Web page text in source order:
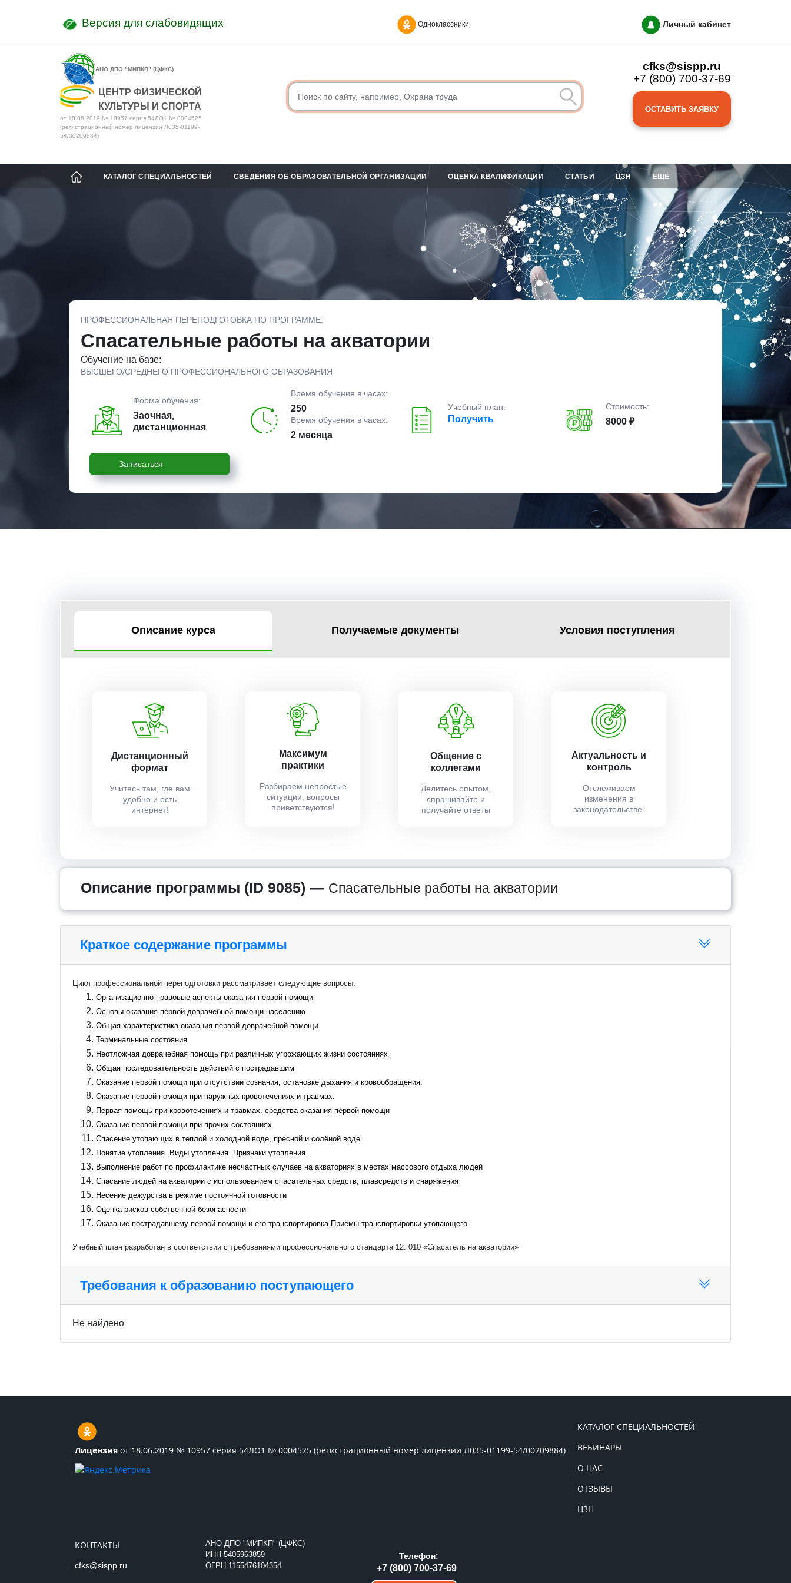
Версия для слабовидящих Одноклассники Личный кабинет
АНО ДПО "МИПКП" (ЦФКС)
ЦЕНТР ФИЗИЧЕСКОЙ
КУЛЬТУРЫ И СПОРТА
от 18.06.2019 № 10957 серия 54ЛО1 № 0004525
(регистрационный номер лицензии Л035-01199-
54/00209884)
cfks@sispp.ru
+7 (800) 700-37-69
ОСТАВИТЬ ЗАЯВКУ
КАТАЛОГ СПЕЦИАЛЬНОСТЕЙ СВЕДЕНИЯ ОБ ОБРАЗОВАТЕЛЬНОЙ ОРГАНИЗАЦИИ ОЦЕНКА КВАЛИФИКАЦИИ СТАТЬИ ЦЗН ЕЩЁ
ПРОФЕССИОНАЛЬНАЯ ПЕРЕПОДГОТОВКА ПО ПРОГРАММЕ:
Спасательные работы на акватории
Обучение на базе:
ВЫСШЕГО/СРЕДНЕГО ПРОФЕССИОНАЛЬНОГО ОБРАЗОВАНИЯ
Форма обучения:
Заочная,
дистанционная
Время обучения в часах:
250
Время обучения в часах:
2 месяца
Учебный план:
Получить
Стоимость:
8000 ₽
Записаться
Описание курса Получаемые документы Условия поступления
Дистанционный
формат
Учитесь там, где вам
удобно и есть
интернет!
Максимум
практики
Разбираем непростые
ситуации, вопросы
приветствуются!
Общение с
коллегами
Делитесь опытом,
спрашивайте и
получайте ответы
Актуальность и
контроль
Отслеживаем
изменения в
законодательстве.
Описание программы (ID 9085) — Спасательные работы на акватории
Краткое содержание программы
Цикл профессиональной переподготовки рассматривает следующие вопросы:
Организационно правовые аспекты оказания первой помощи
Основы оказания первой доврачебной помощи населению
Общая характеристика оказания первой доврачебной помощи
Терминальные состояния
Неотложная доврачебная помощь при различных угрожающих жизни состояниях
Общая последовательность действий с пострадавшим
Оказание первой помощи при отсутствии сознания, остановке дыхания и кровообращения.
Оказание первой помощи при наружных кровотечениях и травмах.
Первая помощь при кровотечениях и травмах. средства оказания первой помощи
Оказание первой помощи при прочих состояниях
Спасение утопающих в теплой и холодной воде, пресной и солёной воде
Понятие утопления. Виды утопления. Признаки утопления.
Выполнение работ по профилактике несчастных случаев на акваториях в местах массового отдыха людей
Спасание людей на акватории с использованием спасательных средств, плавсредств и снаряжения
Несение дежурства в режиме постоянной готовности
Оценка рисков собственной безопасности
Оказание пострадавшему первой помощи и его транспортировка Приёмы транспортировки утопающего.
Учебный план разработан в соответствии с требованиями профессионального стандарта 12. 010 «Спасатель на акватории»
Требования к образованию поступающего
Не найдено
Лицензия от 18.06.2019 № 10957 серия 54ЛО1 № 0004525 (регистрационный номер лицензии Л035-01199-54/00209884)
КАТАЛОГ СПЕЦИАЛЬНОСТЕЙ
ВЕБИНАРЫ
О НАС
ОТЗЫВЫ
ЦЗН
КОНТАКТЫ
cfks@sispp.ru
АНО ДПО "МИПКП" (ЦФКС)
ИНН 5405963859
ОГРН 1155476104354
Телефон:
+7 (800) 700-37-69